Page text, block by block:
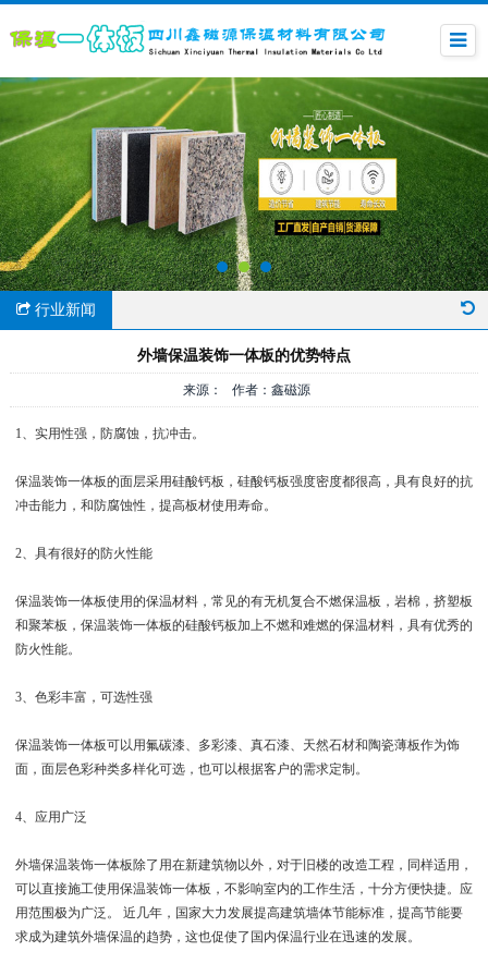
行业新闻
外墙保温装饰一体板的优势特点
来源： 作者：鑫磁源
1、实用性强，防腐蚀，抗冲击。
保温装饰一体板的面层采用硅酸钙板，硅酸钙板强度密度都很高，具有良好的抗
冲击能力，和防腐蚀性，提高板材使用寿命。
2、具有很好的防火性能
保温装饰一体板使用的保温材料，常见的有无机复合不燃保温板，岩棉，挤塑板
和聚苯板，保温装饰一体板的硅酸钙板加上不燃和难燃的保温材料，具有优秀的
防火性能。
3、色彩丰富，可选性强
保温装饰一体板可以用氟碳漆、多彩漆、真石漆、天然石材和陶瓷薄板作为饰
面，面层色彩种类多样化可选，也可以根据客户的需求定制。
4、应用广泛
外墙保温装饰一体板除了用在新建筑物以外，对于旧楼的改造工程，同样适用，
可以直接施工使用保温装饰一体板，不影响室内的工作生活，十分方便快捷。应
用范围极为广泛。 近几年，国家大力发展提高建筑墙体节能标准，提高节能要
求成为建筑外墙保温的趋势，这也促使了国内保温行业在迅速的发展。